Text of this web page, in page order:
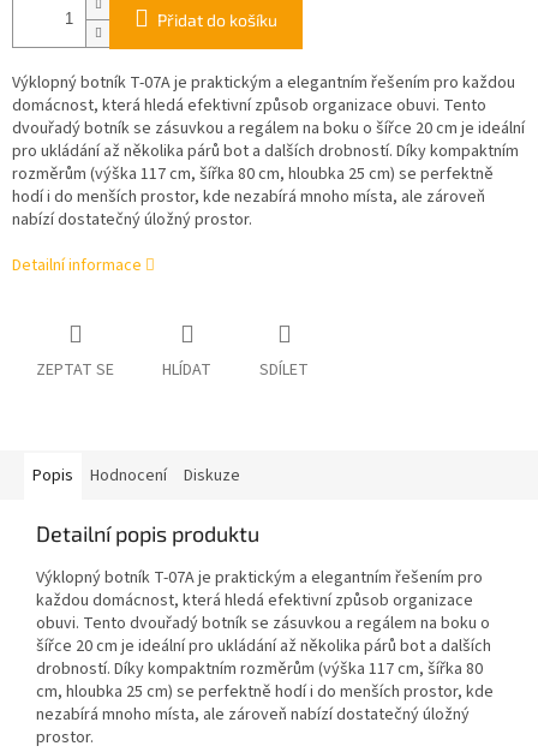
Přidat do košíku
Výklopný botník T-07A je praktickým a elegantním řešením pro každou
domácnost, která hledá efektivní způsob organizace obuvi. Tento
dvouřadý botník se zásuvkou a regálem na boku o šířce 20 cm je ideální
pro ukládání až několika párů bot a dalších drobností. Díky kompaktním
rozměrům (výška 117 cm, šířka 80 cm, hloubka 25 cm) se perfektně
hodí i do menších prostor, kde nezabírá mnoho místa, ale zároveň
nabízí dostatečný úložný prostor.
Detailní informace
ZEPTAT SE HLÍDAT SDÍLET
Popis Hodnocení Diskuze
Detailní popis produktu
Výklopný botník T-07A je praktickým a elegantním řešením pro
každou domácnost, která hledá efektivní způsob organizace
obuvi. Tento dvouřadý botník se zásuvkou a regálem na boku o
šířce 20 cm je ideální pro ukládání až několika párů bot a dalších
drobností. Díky kompaktním rozměrům (výška 117 cm, šířka 80
cm, hloubka 25 cm) se perfektně hodí i do menších prostor, kde
nezabírá mnoho místa, ale zároveň nabízí dostatečný úložný
prostor.